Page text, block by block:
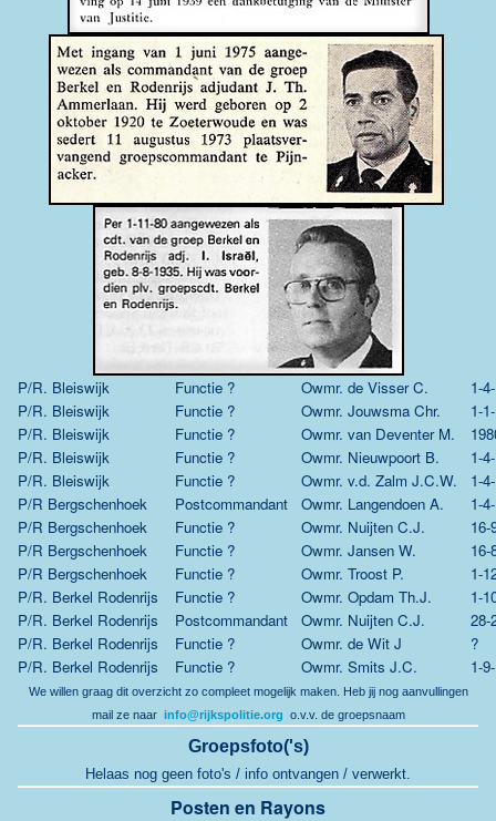
P/R. Bleiswijk Functie ? Owmr. de Visser C.
1-
P/R. Bleiswijk
Functie ? Owmr. Jouwsma Chr.
1-
P/R. Bleiswijk
Functie ? Owmr. van Deventer M.
P/R. Bleiswijk
Functie ? Owmr. Nieuwpoort B.
1-
P/R. Bleiswijk
Functie ? Owmr. v.d. Zalm J.C.W.
1-
P/R Bergschenhoek
Postcommandant Owmr. Langendoen A.
1-
P/R Bergschenhoek
Functie ? Owmr. Nuijten C.J.
16-
P/R Bergschenhoek
Functie ? Owmr. Jansen W.
16-
P/R Bergschenhoek
Functie ? Owmr. Troost P.
1-
P/R. Berkel Rodenrijs
Functie ? Owmr. Opdam Th.J.
1-
P/R. Berkel Rodenrijs
Postcommandant Owmr. Nuijten C.J.
28-
P/R. Berkel Rodenrijs
Functie ? Owmr. de Wit J
?
P/R. Berkel Rodenrijs
Functie ? Owmr. Smits J.C. 1-
We willen graag dit overzicht zo compleet mogelijk maken. Heb jij nog aanvullingen
mail ze naar info@rijkspolitie.org o.v.v. de groepsnaam
Groepsfoto('s)
Helaas nog geen foto's / info ontvangen / verwerkt.
Posten en Rayons